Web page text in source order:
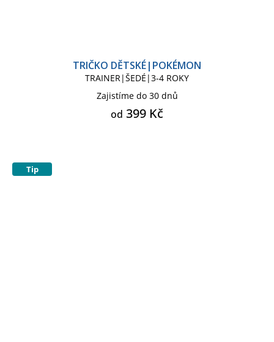
TRIČKO DĚTSKÉ|POKÉMON
TRAINER|ŠEDÉ|3-4 ROKY
Zajistíme do 30 dnů
od 399 Kč
Tip